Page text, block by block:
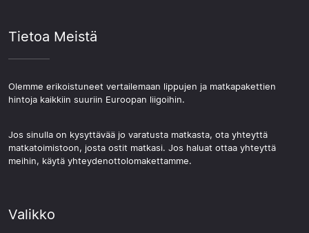
Tietoa Meistä
Olemme erikoistuneet vertailemaan lippujen ja matkapakettien
hintoja kaikkiin suuriin Euroopan liigoihin.
Jos sinulla on kysyttävää jo varatusta matkasta, ota yhteyttä
matkatoimistoon, josta ostit matkasi. Jos haluat ottaa yhteyttä
meihin, käytä yhteydenottolomakettamme.
Valikko